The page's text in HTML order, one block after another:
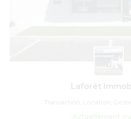
Laforêt
Transaction, Location,